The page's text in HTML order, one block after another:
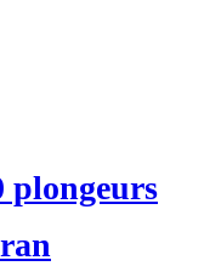
plongeurs